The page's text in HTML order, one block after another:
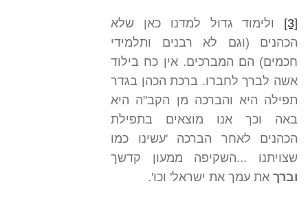
[3] ולימוד גדול למדנו כאן שלא
הכהנים (וגם לא רבנים ותלמידי
חכמים) הם המברכים. אין כח בילוד
אשה לברך לחברו. ברכת הכהן בגדר
תפילה היא והברכה מן הקב"ה היא
באה וכך אנו מוצאים בתפילת
הכהנים לאחר הברכה 'עשינו כמו
שצויתנו ...השקיפה ממעון קדשך
וברך את עמך את ישראל' וכו'.